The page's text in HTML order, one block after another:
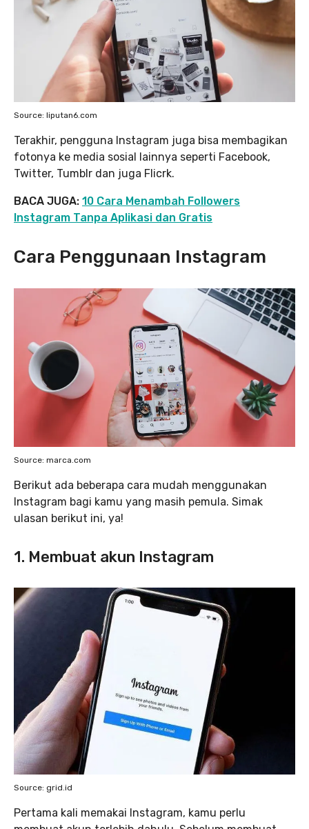
Source: liputan6.com
Terakhir, pengguna Instagram juga bisa membagikan
fotonya ke media sosial lainnya seperti Facebook,
Twitter, Tumblr dan juga Flicrk.
BACA JUGA: 10 Cara Menambah Followers
Instagram Tanpa Aplikasi dan Gratis
Cara Penggunaan Instagram
Source: marca.com
Berikut ada beberapa cara mudah menggunakan
Instagram bagi kamu yang masih pemula. Simak
ulasan berikut ini, ya!
1. Membuat akun Instagram
Source: grid.id
Pertama kali memakai Instagram, kamu perlu